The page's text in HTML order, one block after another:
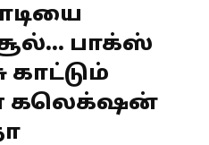
பாக்ஸ்
காட்டும்
கலெக்‌ஷன்